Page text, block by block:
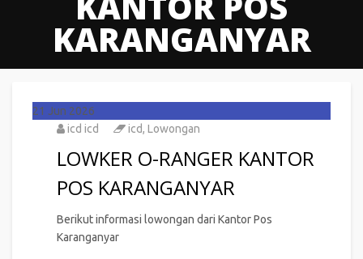
KARANGANYAR
21 Jun 2026
icd icd
icd, Lowongan
LOWKER O-RANGER KANTOR
POS KARANGANYAR
Berikut informasi lowongan dari Kantor Pos
Karanganyar